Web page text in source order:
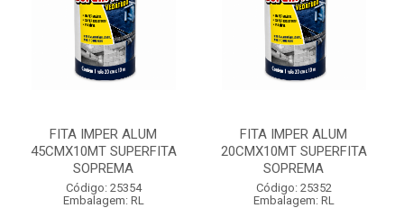
FITA IMPER ALUM
45CMX10MT SUPERFITA
SOPREMA
Código: 25354
Embalagem: RL
FITA IMPER ALUM
20CMX10MT SUPERFITA
SOPREMA
Código: 25352
Embalagem: RL